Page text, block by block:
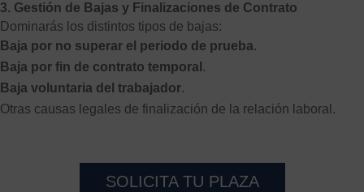
3. Gestión de Bajas y Finalizaciones de Contrato
Dominarás los distintos tipos de bajas:
Baja por no superar el periodo de prueba.
Baja por fin de contrato temporal .
Baja voluntaria del trabajador.
Otras causas legales de finalización de la relación laboral.
SOLICITA TU PLAZA